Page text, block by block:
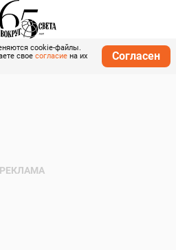
cookie-файлы.
свое согласие на их
Согласен